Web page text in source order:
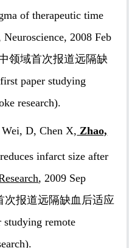
of therapeutic time
2008 Feb
领域首次报道远隔缺
paper studying
research).
D, Chen X, Zhao,
infarct size after
, 2009 Sep
次报道远隔缺血后适应
remote